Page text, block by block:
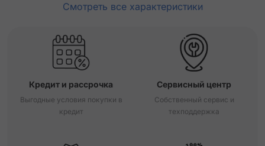
Смотреть все характеристики
Кредит и рассрочка
Выгодные условия покупки в
кредит
Сервисный центр
Собственный сервис и
техподдержка